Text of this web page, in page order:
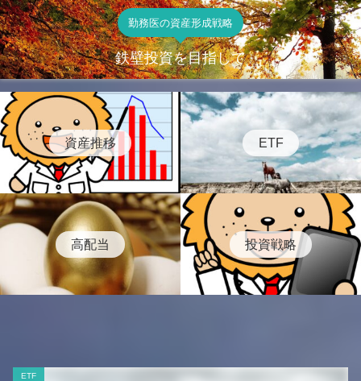
勤務医の資産形成戦略
鉄壁投資を目指して
資産推移 ETF
高配当 投資戦略
ETF